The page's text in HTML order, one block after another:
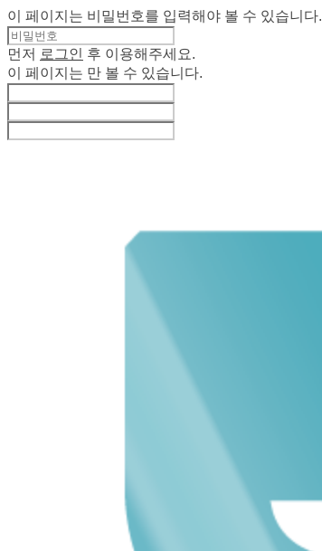
이 페이지는 비밀번호를 입력해야 볼 수 있습니다.
먼저 로그인
후 이용해주세요.
이 페이지는 만 볼 수 있습니다.